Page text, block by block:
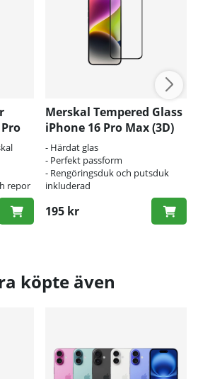
repor
Merskal Tempered Glass
iPhone 16 Pro Max (3D)
- Härdat glas
- Perfekt passform
- Rengöringsduk och putsduk
inkluderad
195 kr
köpte även